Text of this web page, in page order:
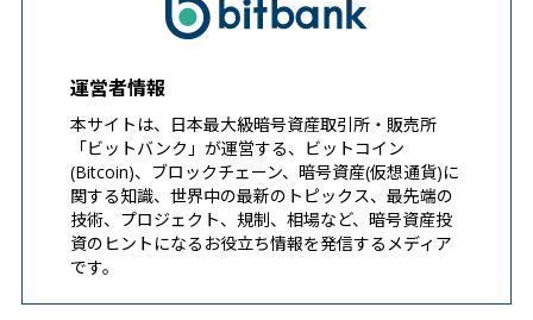
運営者情報
本サイトは、日本最大級暗号資産取引所・販売所
「ビットバンク」が運営する、ビットコイン
(Bitcoin)、ブロックチェーン、暗号資産(仮想通貨)に
関する知識、世界中の最新のトピックス、最先端の
技術、プロジェクト、規制、相場など、暗号資産投
資のヒントになるお役立ち情報を発信するメディア
です。